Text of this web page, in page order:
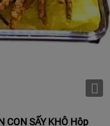
CON SẤY KHÔ Hộp